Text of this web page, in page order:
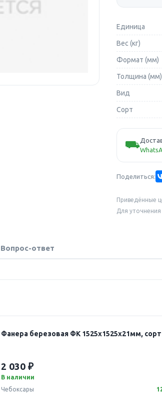
Единица
Вес (кг)
Формат (мм)
Толщина (мм)
Вид
Сорт
⛟
Поделиться:
Приведённые
Для
Вопрос-ответ
Фанера березовая ФК 1525х1525х21мм,
2 030 ₽
В наличии
Чебоксары